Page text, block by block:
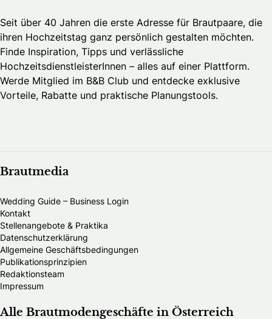
Seit über 40 Jahren die erste Adresse für Brautpaare, die
ihren Hochzeitstag ganz persönlich gestalten möchten.
Finde Inspiration, Tipps und verlässliche
HochzeitsdienstleisterInnen – alles auf einer Plattform.
Werde Mitglied im B&B Club und entdecke exklusive
Vorteile, Rabatte und praktische Planungstools.
Brautmedia
Wedding Guide – Business Login
Kontakt
Stellenangebote & Praktika
Datenschutzerklärung
Allgemeine Geschäftsbedingungen
Publikationsprinzipien
Redaktionsteam
Impressum
Alle Brautmodengeschäfte in Österreich